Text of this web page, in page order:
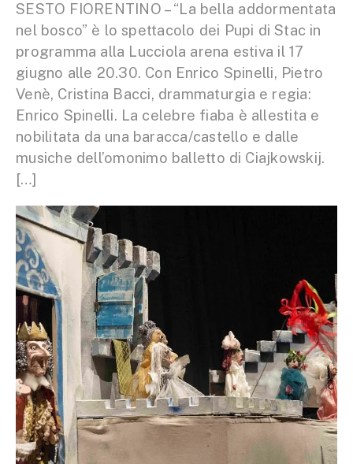
SESTO FIORENTINO – “La bella addormentata
nel bosco” è lo spettacolo dei Pupi di Stac in
programma alla Lucciola arena estiva il 17
giugno alle 20.30. Con Enrico Spinelli, Pietro
Venè, Cristina Bacci, drammaturgia e regia:
Enrico Spinelli. La celebre fiaba è allestita e
nobilitata da una baracca/castello e dalle
musiche dell’omonimo balletto di Ciajkowskij.
[…]